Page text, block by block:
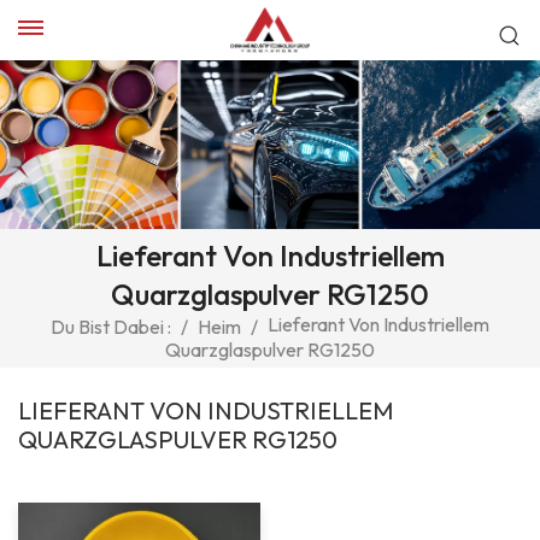
Lieferant Von Industriellem
Quarzglaspulver RG1250
Du Bist Dabei : / Heim / Lieferant Von Industriellem
Quarzglaspulver RG1250
LIEFERANT VON INDUSTRIELLEM
QUARZGLASPULVER RG1250